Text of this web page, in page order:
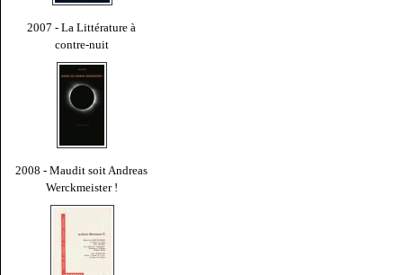
2007 - La Littérature à
contre-nuit
2008 - Maudit soit Andreas
Werckmeister !